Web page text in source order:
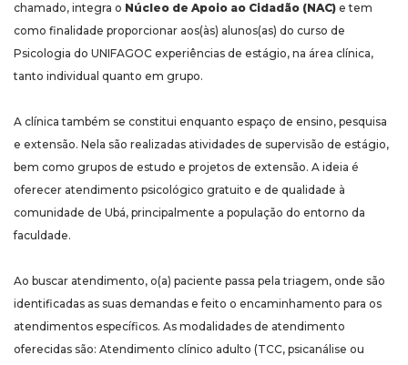
chamado, integra o Núcleo de Apoio ao Cidadão (NAC) e tem
como finalidade proporcionar aos(às) alunos(as) do curso de
Psicologia do UNIFAGOC experiências de estágio, na área clínica,
tanto individual quanto em grupo.
A clínica também se constitui enquanto espaço de ensino, pesquisa
e extensão. Nela são realizadas atividades de supervisão de estágio,
bem como grupos de estudo e projetos de extensão. A ideia é
oferecer atendimento psicológico gratuito e de qualidade à
comunidade de Ubá, principalmente a população do entorno da
faculdade.
Ao buscar atendimento, o(a) paciente passa pela triagem, onde são
identificadas as suas demandas e feito o encaminhamento para os
atendimentos específicos. As modalidades de atendimento
oferecidas são: Atendimento clínico adulto (TCC, psicanálise ou